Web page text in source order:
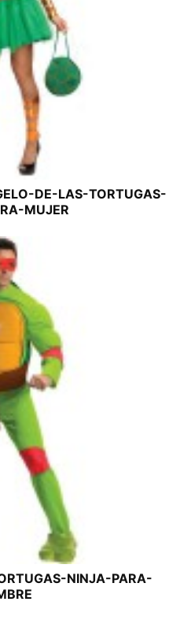
DE-LAS-TORTUGAS-
MUJER
NINJA-PARA-